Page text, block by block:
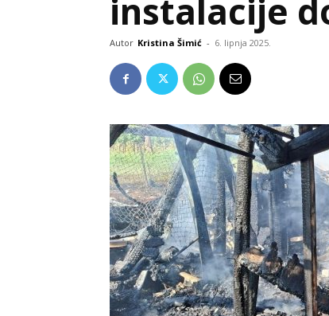
instalacije
Autor Kristina Šimić - 6. lipnja 2025.